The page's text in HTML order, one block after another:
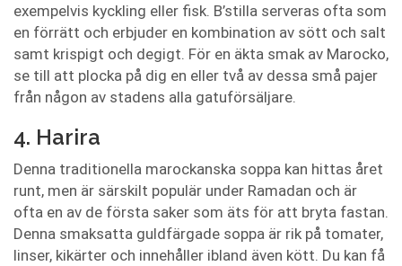
exempelvis kyckling eller fisk. B’stilla serveras ofta som
en förrätt och erbjuder en kombination av sött och salt
samt krispigt och degigt. För en äkta smak av Marocko,
se till att plocka på dig en eller två av dessa små pajer
från någon av stadens alla gatuförsäljare.
4. Harira
Denna traditionella marockanska soppa kan hittas året
runt, men är särskilt populär under Ramadan och är
ofta en av de första saker som äts för att bryta fastan.
Denna smaksatta guldfärgade soppa är rik på tomater,
linser, kikärter och innehåller ibland även kött. Du kan få